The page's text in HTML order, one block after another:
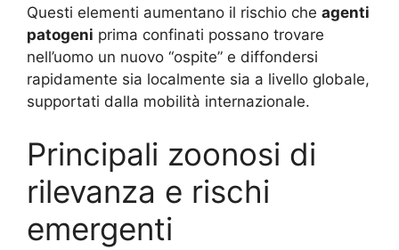
Questi elementi aumentano il rischio che agenti
patogeni prima confinati possano trovare
nell’uomo un nuovo “ospite” e diffondersi
rapidamente sia localmente sia a livello globale,
supportati dalla mobilità internazionale.
Principali zoonosi di
rilevanza e rischi
emergenti